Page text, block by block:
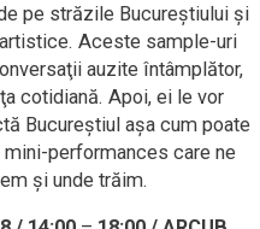
pe străzile Bucureştiului şi
Aceste sample-uri
auzite întâmplător,
cotidiană. Apoi, ei le vor
Bucureştiul aşa cum poate
mini-performances care ne
şi unde trăim.